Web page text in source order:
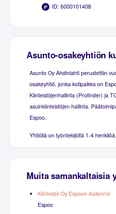
ID: 6000101408
Asunto-osakeyhtiön
Asunto Oy Ahdinlahti perustettiin
osakeyhtiö, jonka kotipaikka on
Kiinteistöjenhallinta (Profinder) ja
asuinkiinteistöjen hallinta.
Espoo.
Yhtiöllä on työntekijöitä 1-4 henkilöä.
Muita samankaltaisia
Kiinteistö Oy Espoon Aallonrivi
Espoo